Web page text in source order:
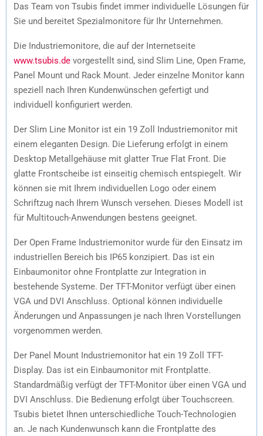
Das Team von Tsubis findet immer individuelle Lösungen für
Sie und bereitet Spezialmonitore für Ihr Unternehmen.
Die Industriemonitore, die auf der Internetseite
www.tsubis.de vorgestellt sind, sind Slim Line, Open Frame,
Panel Mount und Rack Mount. Jeder einzelne Monitor kann
speziell nach Ihren Kundenwünschen gefertigt und
individuell konfiguriert werden.
Der Slim Line Monitor ist ein 19 Zoll Industriemonitor mit
einem eleganten Design. Die Lieferung erfolgt in einem
Desktop Metallgehäuse mit glatter True Flat Front. Die
glatte Frontscheibe ist einseitig chemisch entspiegelt. Wir
können sie mit Ihrem individuellen Logo oder einem
Schriftzug nach Ihrem Wunsch versehen. Dieses Modell ist
für Multitouch-Anwendungen bestens geeignet.
Der Open Frame Industriemonitor wurde für den Einsatz im
industriellen Bereich bis IP65 konzipiert. Das ist ein
Einbaumonitor ohne Frontplatte zur Integration in
bestehende Systeme. Der TFT-Monitor verfügt über einen
VGA und DVI Anschluss. Optional können individuelle
Änderungen und Anpassungen je nach Ihren Vorstellungen
vorgenommen werden.
Der Panel Mount Industriemonitor hat ein 19 Zoll TFT-
Display. Das ist ein Einbaumonitor mit Frontplatte.
Standardmäßig verfügt der TFT-Monitor über einen VGA und
DVI Anschluss. Die Bedienung erfolgt über Touchscreen.
Tsubis bietet Ihnen unterschiedliche Touch-Technologien
an. Je nach Kundenwunsch kann die Frontplatte des